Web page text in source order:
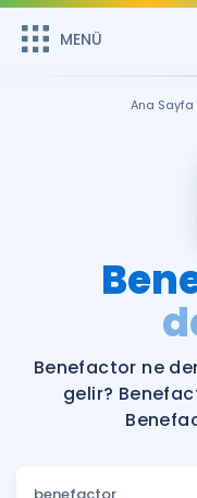
MENÜ
Remzi Hoca ile seni
MENÜ
Katılımcı Görüşleri
Faydalı Araçlar
Ücretsiz
Ana Sayfa
Benefactor ne
gelir?